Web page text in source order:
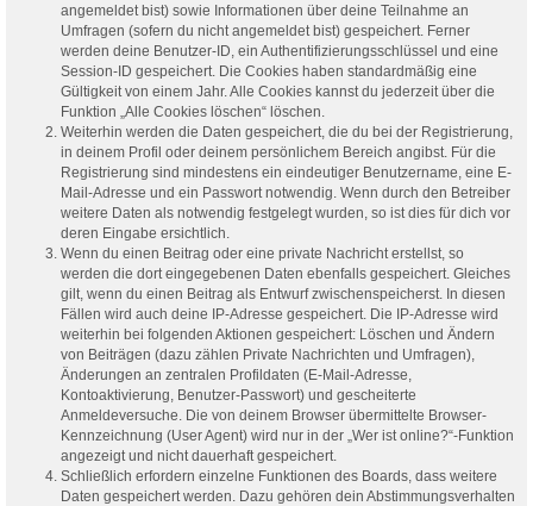
angemeldet bist) sowie Informationen über deine Teilnahme an
Umfragen (sofern du nicht angemeldet bist) gespeichert. Ferner
werden deine Benutzer-ID, ein Authentifizierungsschlüssel und eine
Session-ID gespeichert. Die Cookies haben standardmäßig eine
Gültigkeit von einem Jahr. Alle Cookies kannst du jederzeit über die
Funktion „Alle Cookies löschen“ löschen.
Weiterhin werden die Daten gespeichert, die du bei der Registrierung,
in deinem Profil oder deinem persönlichem Bereich angibst. Für die
Registrierung sind mindestens ein eindeutiger Benutzername, eine E-
Mail-Adresse und ein Passwort notwendig. Wenn durch den Betreiber
weitere Daten als notwendig festgelegt wurden, so ist dies für dich vor
deren Eingabe ersichtlich.
Wenn du einen Beitrag oder eine private Nachricht erstellst, so
werden die dort eingegebenen Daten ebenfalls gespeichert. Gleiches
gilt, wenn du einen Beitrag als Entwurf zwischenspeicherst. In diesen
Fällen wird auch deine IP-Adresse gespeichert. Die IP-Adresse wird
weiterhin bei folgenden Aktionen gespeichert: Löschen und Ändern
von Beiträgen (dazu zählen Private Nachrichten und Umfragen),
Änderungen an zentralen Profildaten (E-Mail-Adresse,
Kontoaktivierung, Benutzer-Passwort) und gescheiterte
Anmeldeversuche. Die von deinem Browser übermittelte Browser-
Kennzeichnung (User Agent) wird nur in der „Wer ist online?“-Funktion
angezeigt und nicht dauerhaft gespeichert.
Schließlich erfordern einzelne Funktionen des Boards, dass weitere
Daten gespeichert werden. Dazu gehören dein Abstimmungsverhalten